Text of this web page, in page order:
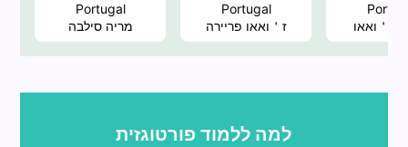
Portugal
מריה סילבה
Portugal
ז＇ואאו פריירה
ז＇ואאו
למה ללמוד פורטוגזית